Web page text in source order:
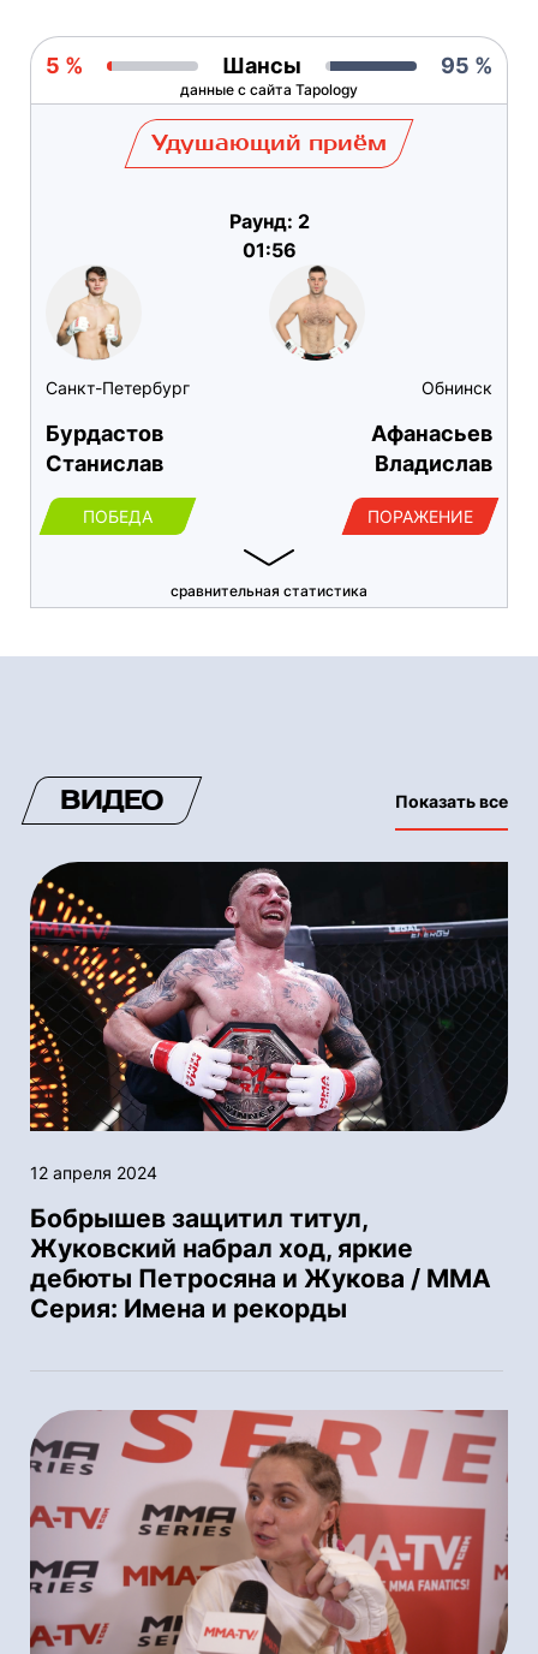
5 % Шансы 95 %
данные с сайта Tapology
Санкт-Петербург
Бурдастов
Станислав
ПОБЕДА
Удушающий приём
Раунд: 2
01:56
Обнинск
Афанасьев
Владислав
ПОРАЖЕНИЕ
сравнительная статистика
ВИДЕО Показать все
12 апреля 2024
Бобрышев защитил титул,
Жуковский набрал ход, яркие
дебюты Петросяна и Жукова / ММА
Серия: Имена и рекорды